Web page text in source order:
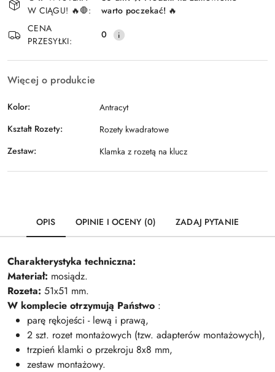
Wyślij
dostawa
W CIĄGU! 🔥🛑:
warto poczekać! 🔥
CENA
PRZESYŁKI:
0
Więcej o produkcie
Kolor:
Antracyt
Kształt Rozety:
Rozety kwadratowe
Zestaw:
Klamka z rozetą na klucz
OPIS OPINIE I OCENY (0) ZADAJ PYTANIE
Charakterystyka techniczna:
Materiał: mosiądz.
Rozeta: 51x51 mm.
W komplecie otrzymują Państwo :
parę rękojeści - lewą i prawą,
2 szt. rozet montażowych (tzw. adapterów montażowych),
trzpień klamki o przekroju 8x8 mm,
zestaw montażowy.